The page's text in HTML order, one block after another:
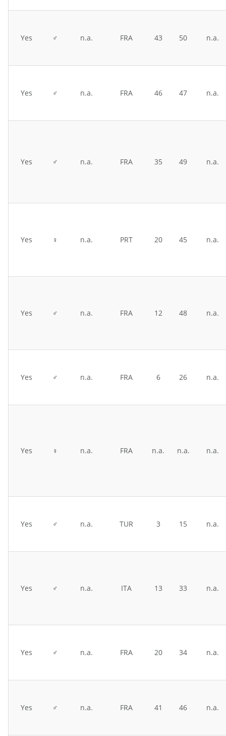
Yes ♂ n.a. FRA 43 50 n.a.
Yes ♂ n.a. FRA 46 47 n.a.
Yes ♂ n.a. FRA 35 49 n.a.
Yes ♀ n.a. PRT 20 45 n.a.
Yes ♂ n.a. FRA 12 48 n.a.
Yes ♂ n.a. FRA 6 26 n.a.
Yes ♀ n.a. FRA n.a. n.a. n.a.
Yes ♂ n.a. TUR 3 15 n.a.
Yes ♂ n.a. ITA 13 33 n.a.
Yes ♂ n.a. FRA 20 34 n.a.
Yes ♂ n.a. FRA 41 46 n.a.